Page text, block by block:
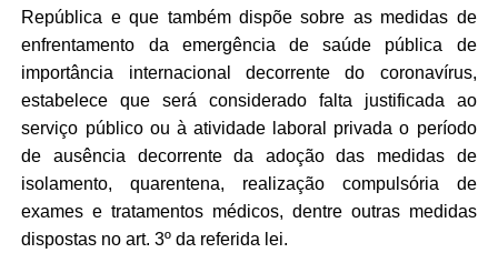
República e que também dispõe sobre as medidas de
enfrentamento da emergência de saúde pública de
importância internacional decorrente do coronavírus,
estabelece que será considerado falta justificada ao
serviço público ou à atividade laboral privada o período
de ausência decorrente da adoção das medidas de
isolamento, quarentena, realização compulsória de
exames e tratamentos médicos, dentre outras medidas
dispostas no art. 3º da referida lei.